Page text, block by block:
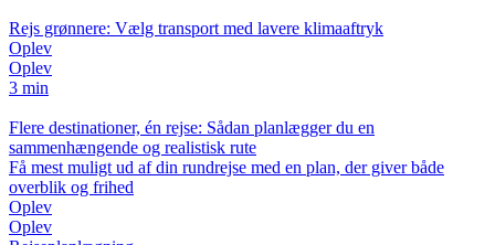
Rejs grønnere: Vælg transport med lavere klimaaftryk
Oplev
Oplev
3 min
Flere destinationer, én rejse: Sådan planlægger du en
sammenhængende og realistisk rute
Få mest muligt ud af din rundrejse med en plan, der giver både
overblik og frihed
Oplev
Oplev